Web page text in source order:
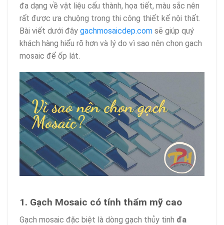
đa dạng về vật liệu cấu thành, họa tiết, màu sắc nên
rất được ưa chuộng trong thi công thiết kế nội thất.
Bài viết dưới đây gachmosaicdep.com sẽ giúp quý
khách hàng hiểu rõ hơn và lý do vì sao nên chọn gạch
mosaic để ốp lát.
1. Gạch Mosaic có tính thẩm mỹ cao
Gạch mosaic đặc biệt là dòng gạch thủy tinh đa